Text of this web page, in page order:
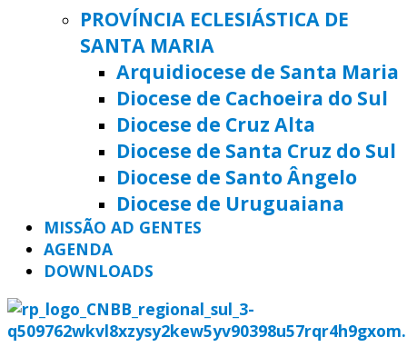
PROVÍNCIA ECLESIÁSTICA DE
SANTA MARIA
Arquidiocese de Santa Maria
Diocese de Cachoeira do Sul
Diocese de Cruz Alta
Diocese de Santa Cruz do Sul
Diocese de Santo Ângelo
Diocese de Uruguaiana
MISSÃO AD GENTES
AGENDA
DOWNLOADS